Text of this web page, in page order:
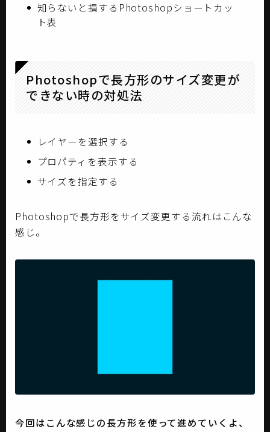
知らないと損するPhotoshopショートカッ
ト表
Photoshopで長方形のサイズ変更が
できない時の対処法
レイヤーを選択する
プロパティを表示する
サイズを指定する
Photoshopで長方形をサイズ変更する流れはこんな
感じ。
今回はこんな感じの長方形を使って進めていくよ、